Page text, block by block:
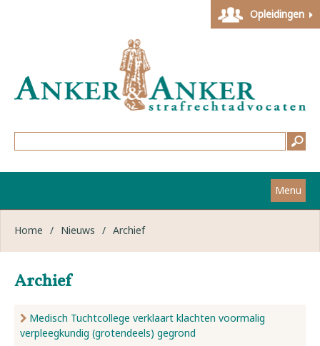
Opleidingen
Menu
Home
Strafzaken
Werkwijze
Home / Nieuws / Archief
Archief
Medisch Tuchtcollege verklaart klachten voormalig
verpleegkundig (grotendeels) gegrond